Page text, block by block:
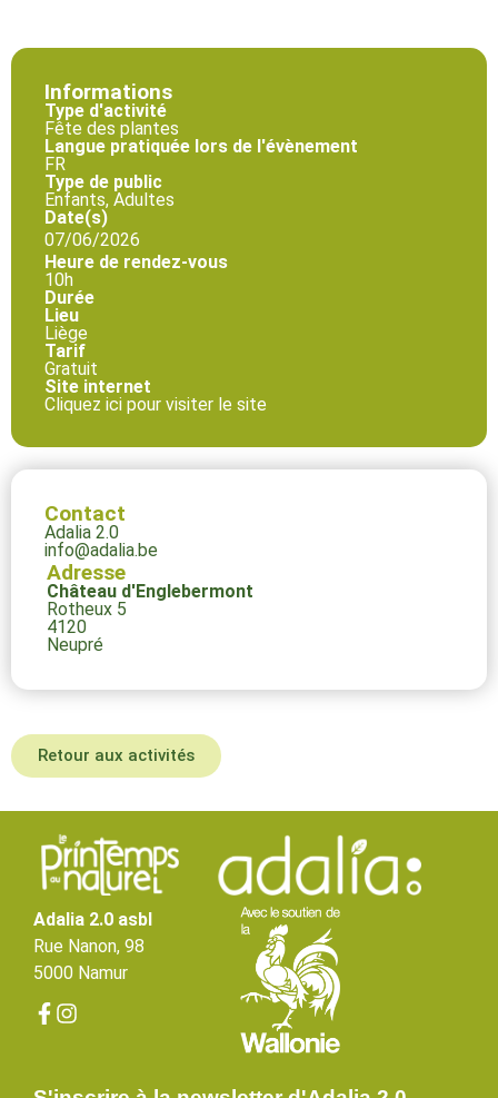
Informations
Type d'activité
Fête des plantes
Langue pratiquée lors de l'évènement
FR
Type de public
Enfants, Adultes
Date(s)
07/06/2026
Heure de rendez-vous
10h
Durée
Lieu
Liège
Tarif
Gratuit
Site internet
Cliquez ici pour visiter le site
Contact
Adalia 2.0
info@adalia.be
Adresse
Château d'Englebermont
Rotheux 5
4120
Neupré
Retour aux activités
Adalia 2.0 asbl
Rue Nanon, 98
5000 Namur